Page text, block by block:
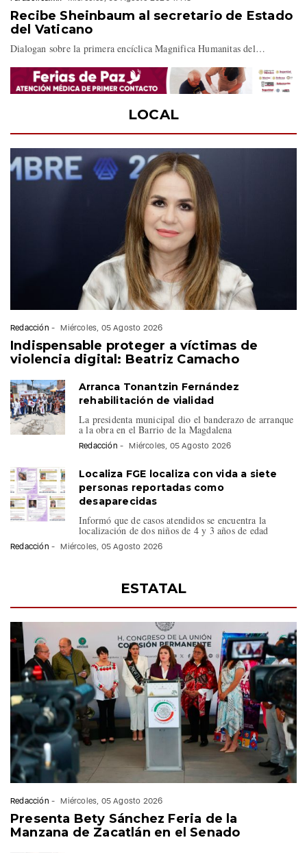
Recibe Sheinbaum al secretario de Estado
del Vaticano
Dialogan sobre la primera encíclica Magnifica Humanitas del…
LOCAL
Redacción - Miércoles, 05 Agosto 2026
Indispensable proteger a víctimas de
violencia digital: Beatriz Camacho
Arranca Tonantzin Fernández
rehabilitación de vialidad
La presidenta municipal dio el banderazo de arranque
a la obra en el Barrio de la Magdalena
Redacción - Miércoles, 05 Agosto 2026
Localiza FGE localiza con vida a siete
personas reportadas como
desaparecidas
Informó que de casos atendidos se encuentra la
localización de dos niños de 4 y 3 años de edad
Redacción - Miércoles, 05 Agosto 2026
ESTATAL
Redacción - Miércoles, 05 Agosto 2026
Presenta Bety Sánchez Feria de la
Manzana de Zacatlán en el Senado